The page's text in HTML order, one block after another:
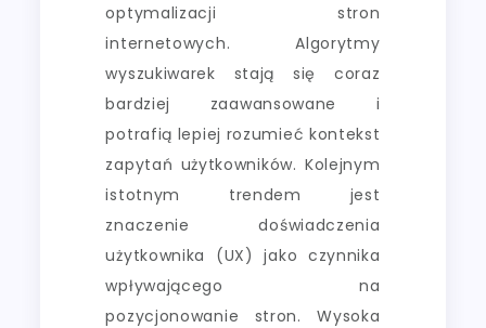
optymalizacji stron
internetowych. Algorytmy
wyszukiwarek stają się coraz
bardziej zaawansowane i
potrafią lepiej rozumieć kontekst
zapytań użytkowników. Kolejnym
istotnym trendem jest
znaczenie doświadczenia
użytkownika (UX) jako czynnika
wpływającego na
pozycjonowanie stron. Wysoka